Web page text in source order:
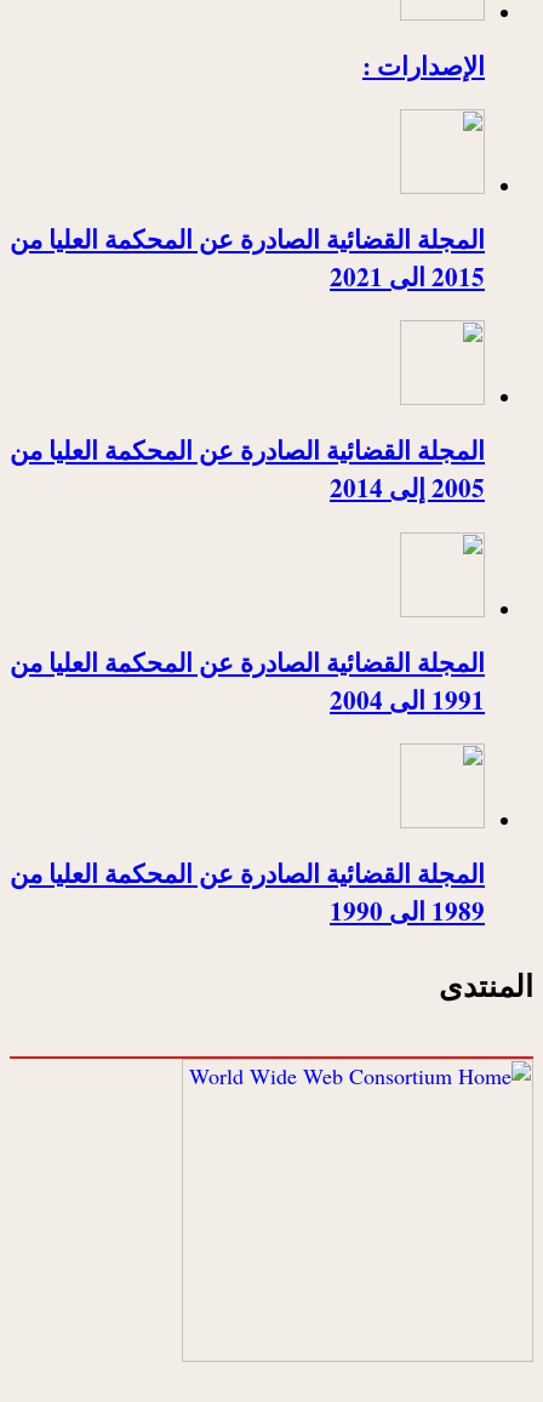
الإصدارات :
المجلة القضائية الصادرة عن المحكمة العليا من
2015 الى 2021
المجلة القضائية الصادرة عن المحكمة العليا من
2005 إلى 2014
المجلة القضائية الصادرة عن المحكمة العليا من
1991 الى 2004
المجلة القضائية الصادرة عن المحكمة العليا من
1989 الى 1990
المنتدى